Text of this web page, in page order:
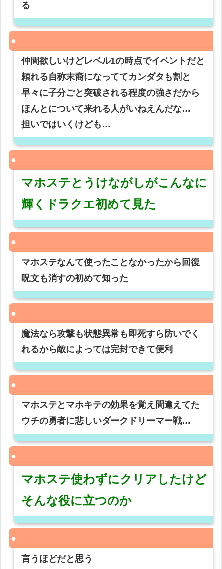
る
仲間欲しいけどレベル1の時点でイベントだと
頼れる自称末裔になっててカンダタも割と
早々に子分ごと突破される程度の強さだから
ほんとについて来れる人がいねえんだな…
担いではいくけども…
マホステとうけながしがこんなに
輝くドラクエ初めて見た
マホステなんて使ったことなかったから回復
呪文も消すの初めて知った
魔法なら攻撃も状態異常も即死すら防いでく
れるから敵によっては完封できて便利
マホステとマホキテの効果を覚え間違えてた
ウチの勇者に悲しいダークドリーマー戦…
マホステ使わずにクリアしたけど
そんな役に立つのか
言うほどだと思う